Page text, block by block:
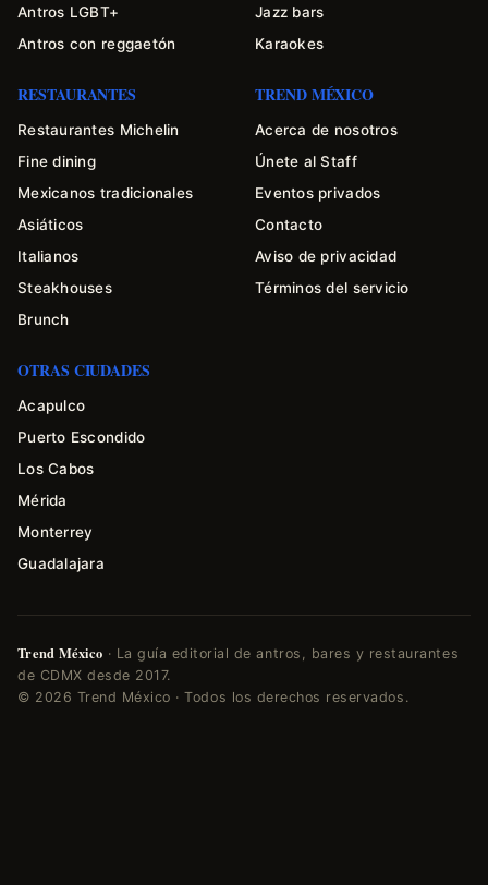
Antros LGBT+
Antros con reggaetón
Jazz bars
Karaokes
RESTAURANTES
Restaurantes Michelin
Fine dining
Mexicanos tradicionales
Asiáticos
Italianos
Steakhouses
Brunch
TREND MÉXICO
Acerca de nosotros
Únete al Staff
Eventos privados
Contacto
Aviso de privacidad
Términos del servicio
OTRAS CIUDADES
Acapulco
Puerto Escondido
Los Cabos
Mérida
Monterrey
Guadalajara
Trend México · La guía editorial de antros, bares y restaurantes
de CDMX desde 2017.
© 2026 Trend México · Todos los derechos reservados.